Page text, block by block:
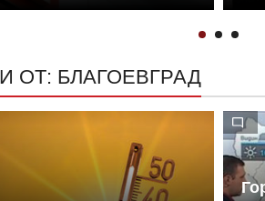
ОТ: БЛАГОЕВГРАД